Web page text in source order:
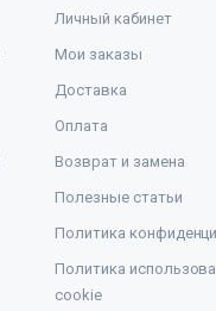
Личный кабинет
Мои заказы
Доставка
Оплата
Возврат и замена
Полезные статьи
Политика
Политика
cookie